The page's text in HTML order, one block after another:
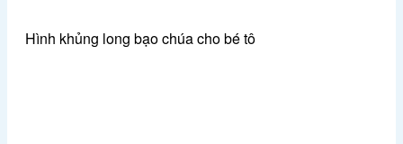
Hình khủng long bạo chúa cho bé tô